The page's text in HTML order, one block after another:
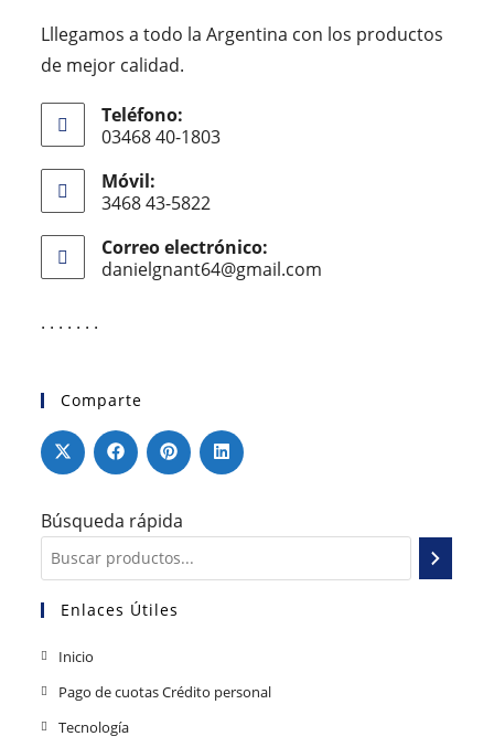
Lllegamos a todo la Argentina con los productos
de mejor calidad.
Teléfono:
03468 40-1803
Móvil:
3468 43-5822
Correo electrónico:
danielgnant64@gmail.com
. . . . . . .
Comparte
Búsqueda rápida
Enlaces Útiles
Inicio
Pago de cuotas Crédito personal
Tecnología